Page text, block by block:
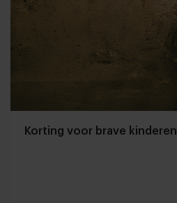
Korting voor brave kinderen